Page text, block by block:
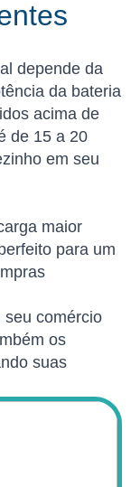
depende da
da bateria
acima de
de 15 a 20
em seu
maior
para um
seu comércio
os
suas